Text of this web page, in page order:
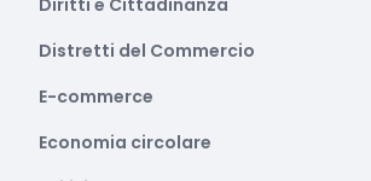
Diritti e Cittadinanza
Distretti del Commercio
E-commerce
Economia circolare